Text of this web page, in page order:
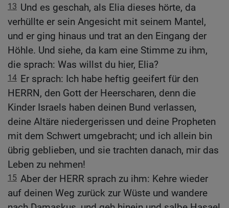
13 Und es geschah, als Elia dieses hörte, da
verhüllte er sein Angesicht mit seinem Mantel,
und er ging hinaus und trat an den Eingang der
Höhle. Und siehe, da kam eine Stimme zu ihm,
die sprach: Was willst du hier, Elia?
14 Er sprach: Ich habe heftig geeifert für den
HERRN, den Gott der Heerscharen, denn die
Kinder Israels haben deinen Bund verlassen,
deine Altäre niedergerissen und deine Propheten
mit dem Schwert umgebracht; und ich allein bin
übrig geblieben, und sie trachten danach, mir das
Leben zu nehmen!
15 Aber der HERR sprach zu ihm: Kehre wieder
auf deinen Weg zurück zur Wüste und wandere